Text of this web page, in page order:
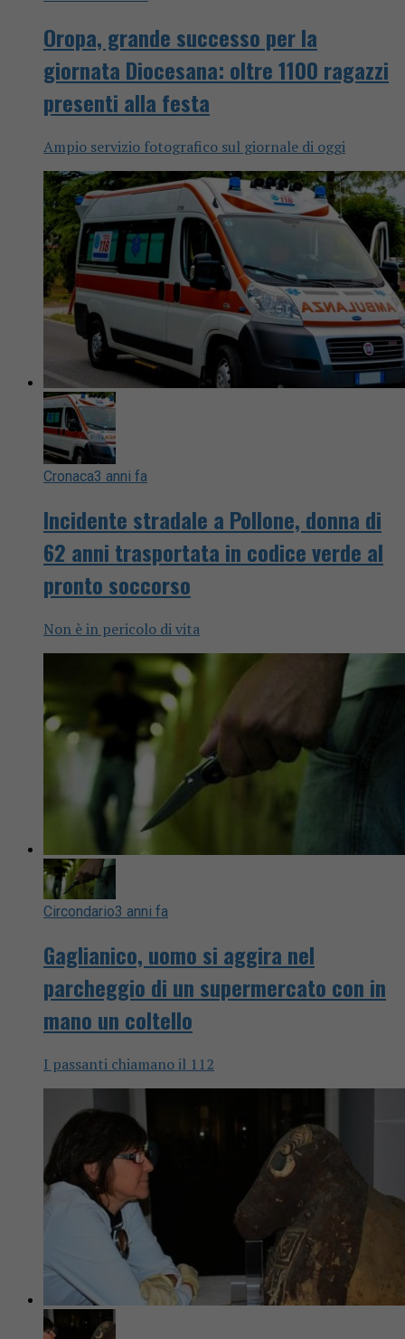
Oropa, grande successo per la
giornata Diocesana: oltre 1100 ragazzi
presenti alla festa
Ampio servizio fotografico sul giornale di oggi
Cronaca3 anni fa
Incidente stradale a Pollone, donna di
62 anni trasportata in codice verde al
pronto soccorso
Non è in pericolo di vita
Circondario3 anni fa
Gaglianico, uomo si aggira nel
parcheggio di un supermercato con in
mano un coltello
I passanti chiamano il 112